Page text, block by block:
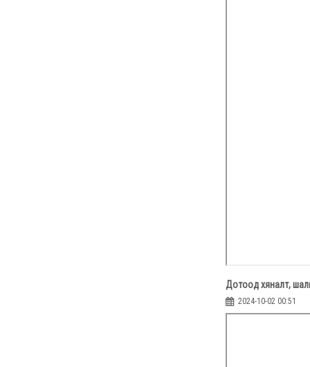
Дотоод хяналт,
2024-10-02 00:51